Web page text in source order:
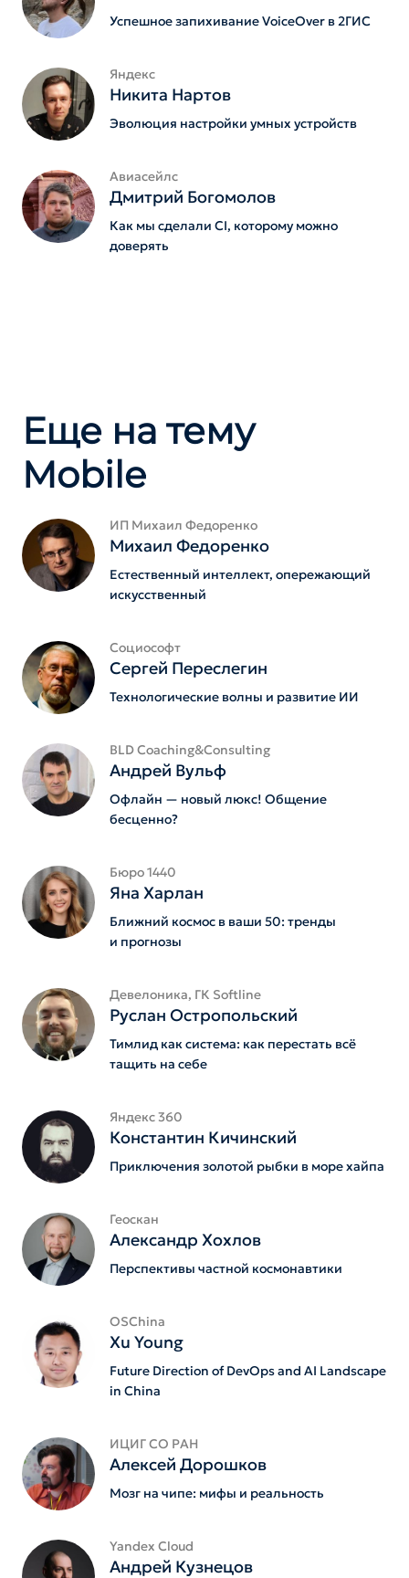
Успешное запихивание VoiceOver в 2ГИС
Яндекс
Никита Нартов
Эволюция настройки умных устройств
Авиасейлс
Дмитрий Богомолов
Как мы сделали CI, которому можно
доверять
Еще на тему
Mobile
ИП Михаил Федоренко
Михаил Федоренко
Естественный интеллект, опережающий
искусственный
Социософт
Сергей Переслегин
Технологические волны и развитие ИИ
BLD Coaching&Consulting
Андрей Вульф
Офлайн — новый люкс! Общение
бесценно?
Бюро 1440
Яна Харлан
Ближний космос в ваши 50: тренды
и прогнозы
Девелоника, ГК Softline
Руслан Остропольский
Тимлид как система: как перестать всё
тащить на себе
Яндекс 360
Константин Кичинский
Приключения золотой рыбки в море хайпа
Геоскан
Александр Хохлов
Перспективы частной космонавтики
OSChina
Xu Young
Future Direction of DevOps and AI Landscape
in China
ИЦИГ СО РАН
Алексей Дорошков
Мозг на чипе: мифы и реальность
Yandex Cloud
Андрей Кузнецов